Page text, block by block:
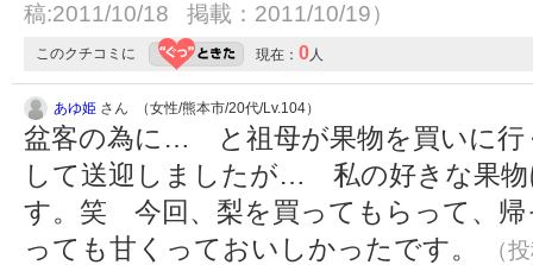
稿:2011/10/18 掲載：2011/10/19）
このクチコミに 現在： 0人
あゆ姫 さん （女性/熊本市/20代/Lv.104）
盆客の為に… と祖母が果物を買いに行
して送迎しましたが… 私の好きな果
す。笑 今回、梨を買ってもらって、
っても甘くっておいしかったです。
（